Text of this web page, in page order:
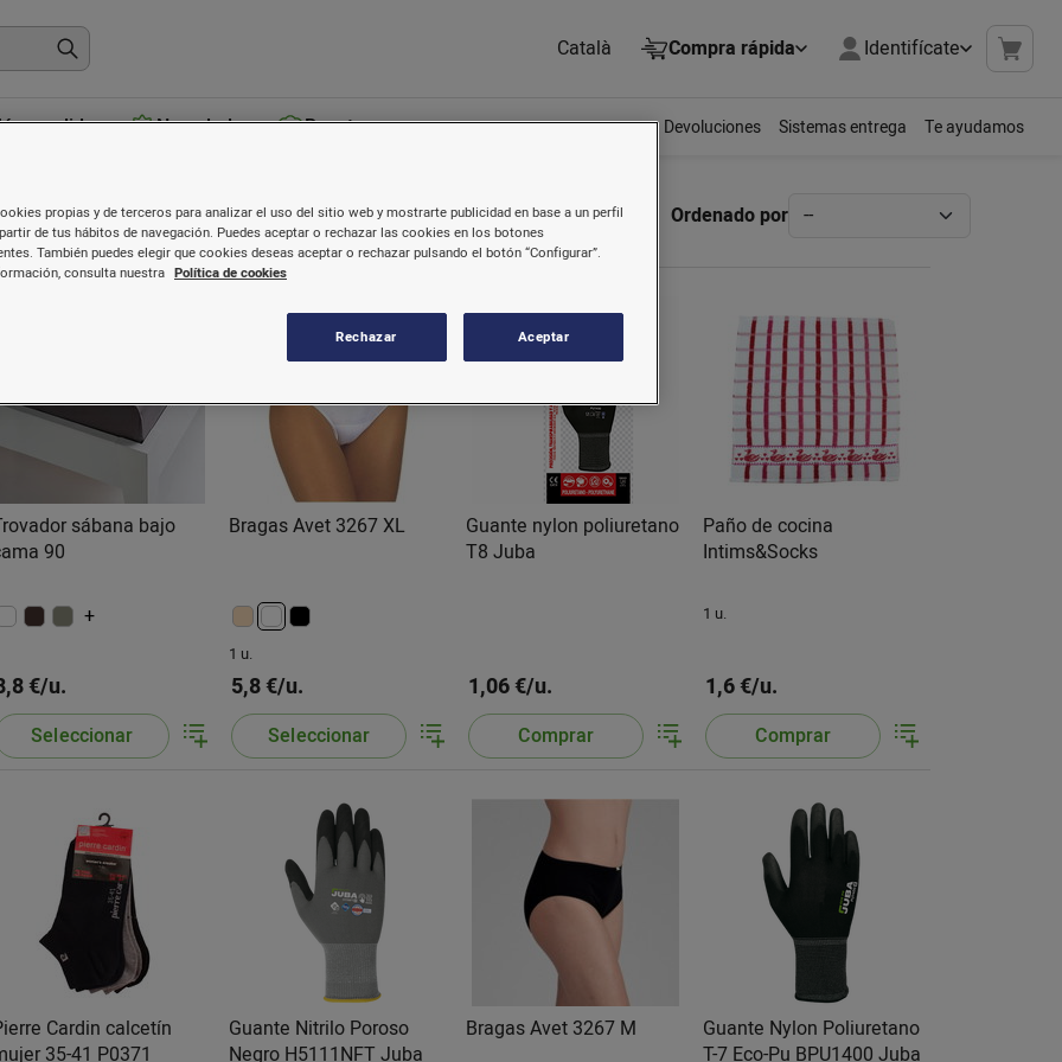
Català Compra rápida Identifícate
vendidos Novedades Recetas Devoluciones Sistemas entrega Te ayudamos
calzado y textil hogar Ordenado por
sábana bajo
90
+
€/u.
Seleccionar
Bragas Avet 3267 XL
1 u.
5,8 €/u.
Seleccionar
Guante nylon poliuretano
T8 Juba
1,06 €/u.
Comprar
Paño de cocina
Intims&Socks
1 u.
1,6 €/u.
Comprar
Cardin calcetín
35-41 P0371
Guante Nitrilo Poroso
Negro H5111NFT Juba
Bragas Avet 3267 M
Guante Nylon Poliuretano
T-7 Eco-Pu BPU1400 Juba
propias y de terceros para analizar el uso del sitio web y mostrarte publicidad en base a un perfil
de tus hábitos de navegación. Puedes aceptar o rechazar las cookies en los botones
También puedes elegir que cookies deseas aceptar o rechazar pulsando el botón “Configurar”.
consulta nuestra Política de cookies
Rechazar Aceptar